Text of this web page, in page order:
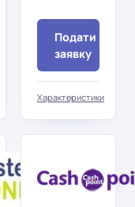
Подати
заявку
Характеристики
Мані